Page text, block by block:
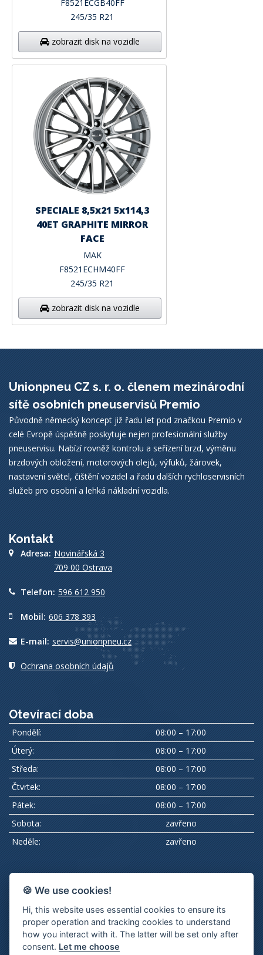
F8521ECGB40FF
245/35 R21
zobrazit disk na vozidle
SPECIALE 8,5x21 5x114,3
40ET GRAPHITE MIRROR
FACE
MAK
F8521ECHM40FF
245/35 R21
zobrazit disk na vozidle
Unionpneu CZ s. r. o. členem mezinárodní
sítě osobních pneuservisů Premio
Původně německý koncept již řadu let pod značkou Premio v
celé Evropě úspěšně poskytuje nejen profesionální služby
pneuservisu. Nabízí rovněž kontrolu a seřízení brzd, výměnu
brzdových obložení, motorových olejů, výfuků, žárovek,
nastavení světel, čištění vozidel a řadu dalších rychloservisních
služeb pro osobní a lehká nákladní vozidla.
Kontakt
Adresa: Novinářská 3
709 00 Ostrava
Telefon: 596 612 950
Mobil: 606 378 393
E-mail: servis@unionpneu.cz
Ochrana osobních údajů
Otevírací doba
Pondělí:
08:00 – 17:00
Úterý:
08:00 – 17:00
Středa:
08:00 – 17:00
Čtvrtek:
08:00 – 17:00
Pátek:
08:00 – 17:00
Sobota:
zavřeno
Neděle:
zavřeno
Podle zákona o evidenci tržeb je prodávající povinen vystavit
kupujícímu účtenku. Zároveň je povinen zaevidovat přijatou
tržbu u správce daně online; v případě technického výpadku pak
nejpozději do 48 hodin.
🍪 We use cookies!
Hi, this website uses essential cookies to ensure its
proper operation and tracking cookies to understand
how you interact with it. The latter will be set only after
consent. Let me choose